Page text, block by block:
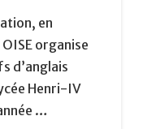
en
organise
d’anglais
Henri-IV
…